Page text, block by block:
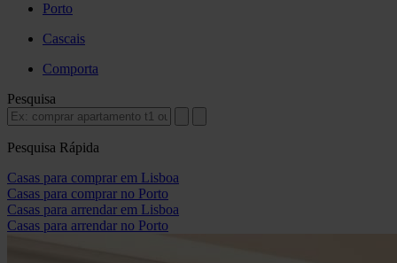
Porto
Cascais
Comporta
Pesquisa
Pesquisa Rápida
Casas para comprar em Lisboa
Casas para comprar no Porto
Casas para arrendar em Lisboa
Casas para arrendar no Porto